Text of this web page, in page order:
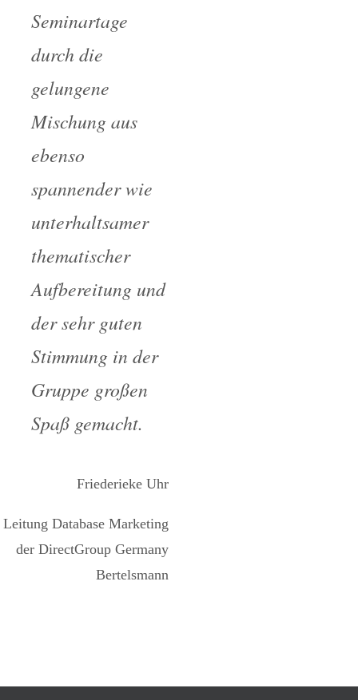
Seminartage
durch die
gelungene
Mischung aus
ebenso
spannender wie
unterhaltsamer
thematischer
Aufbereitung und
der sehr guten
Stimmung in der
Gruppe großen
Spaß gemacht.
Friederieke Uhr
Leitung Database Marketing
der DirectGroup Germany
Bertelsmann